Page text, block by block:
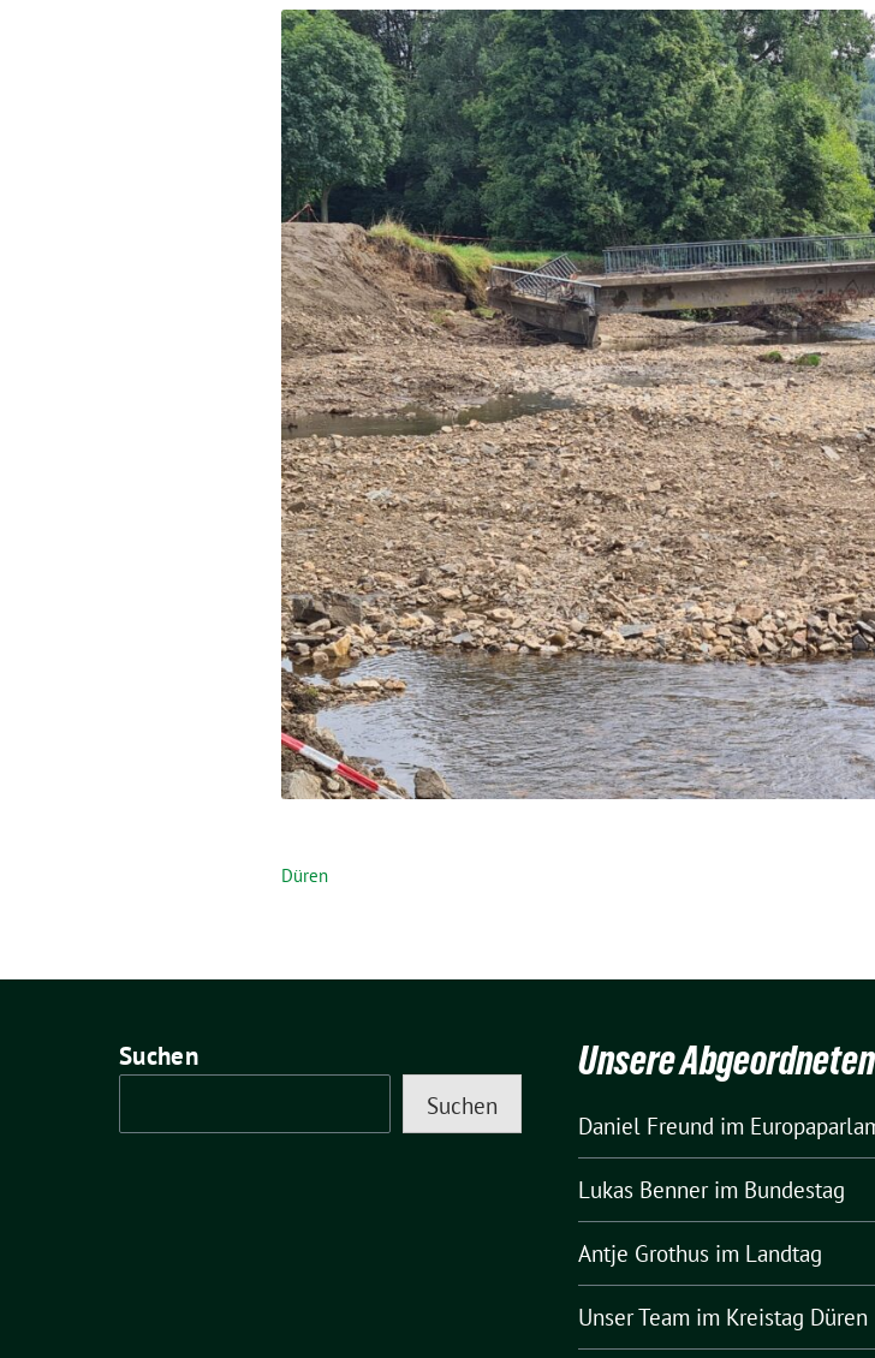
Düren
Suchen
Suchen
Unsere Abgeordneten
Daniel Freund im
Lukas Bennerim Bundestag
Antje Grothus im Landtag
Unser Team im Kreistag Düren